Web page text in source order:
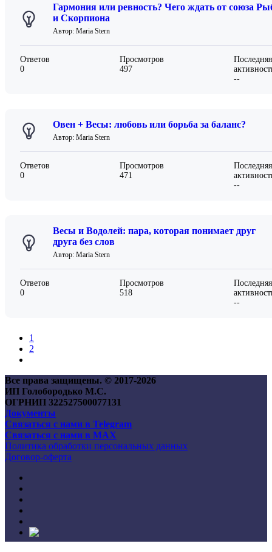
Гармония или ревность? Чего ждать от союза
и Скорпиона
Автор: Maria Stern
Ответов
0
Просмотров
497
Последняя
--
Овен + Весы: любовь или борьба за баланс?
Автор: Maria Stern
Ответов
0
Просмотров
471
Последняя
--
Весы и Водолей: пара, которая понимает друг
друга без слов
Автор: Maria Stern
Ответов
0
Просмотров
518
Последняя
--
1
2
Все права защищены. © 2017-2026
ИП Голобородько М.С.
ОГРНИП 322527500077131
Документы
Связаться с нами в Telegram
Связаться с нами в MAX
Политика обработки персональных данных
Договор-оферта